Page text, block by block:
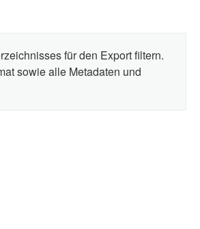
für den Export filtern.
sowie alle Metadaten und